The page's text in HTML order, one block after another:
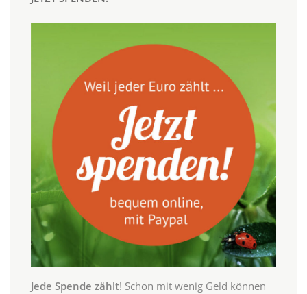
Jede Spende zählt! Schon mit wenig Geld können